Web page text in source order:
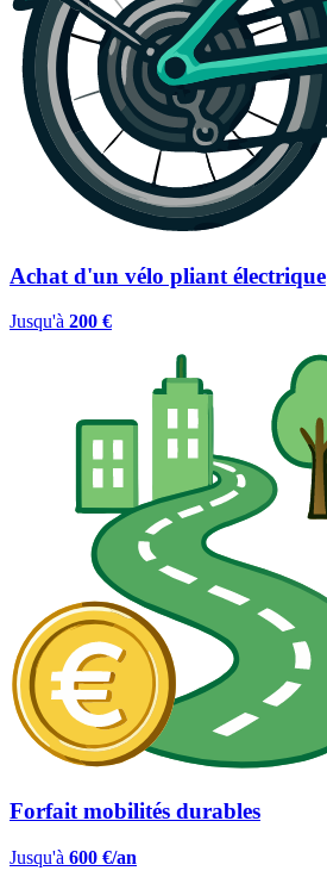
Achat d'un vélo pliant électrique
Jusqu'à 200 €
Forfait mobilités durables
Jusqu'à 600 €/an